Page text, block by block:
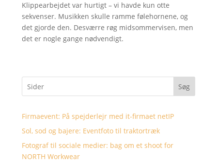
Klippearbejdet var hurtigt – vi havde kun otte
sekvenser. Musikken skulle ramme følehornene, og
det gjorde den. Desværre røg midsommervisen, men
det er nogle gange nødvendigt.
Søg
Firmaevent: På spejderlejr med it-firmaet netIP
Sol, sod og bajere: Eventfoto til traktortræk
Fotograf til sociale medier: bag om et shoot for
NORTH Workwear